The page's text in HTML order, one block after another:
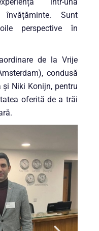
Sunt
perspective în
de la Vrije
condusă
și Niki Konijn, pentru
oferită de a trăi